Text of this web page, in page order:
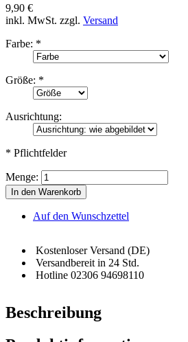
9,90 €
inkl. MwSt. zzgl. Versand
Farbe: *
Größe: *
Ausrichtung:
* Pflichtfelder
Menge:
In den Warenkorb
Auf den Wunschzettel
Kostenloser Versand (DE)
Versandbereit in 24 Std.
Hotline 02306 94698110
Beschreibung